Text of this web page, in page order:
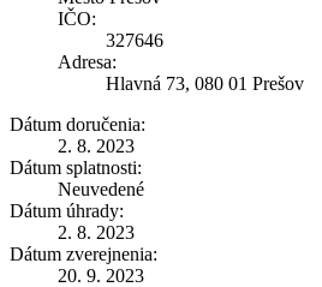
IČO:
327646
Adresa:
Hlavná 73, 080 01 Prešov
Dátum doručenia:
2. 8. 2023
Dátum splatnosti:
Neuvedené
Dátum úhrady:
2. 8. 2023
Dátum zverejnenia:
20. 9. 2023